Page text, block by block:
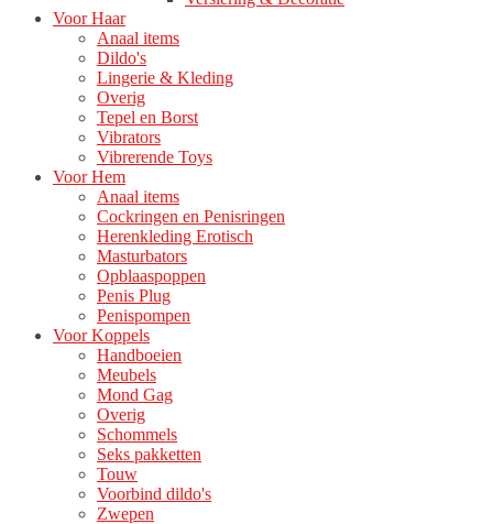
Voor Haar
Anaal items
Dildo's
Lingerie & Kleding
Overig
Tepel en Borst
Vibrators
Vibrerende Toys
Voor Hem
Anaal items
Cockringen en Penisringen
Herenkleding Erotisch
Masturbators
Opblaaspoppen
Penis Plug
Penispompen
Voor Koppels
Handboeien
Meubels
Mond Gag
Overig
Schommels
Seks pakketten
Touw
Voorbind dildo's
Zwepen